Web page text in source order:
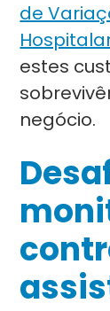
de
estes
negócio.